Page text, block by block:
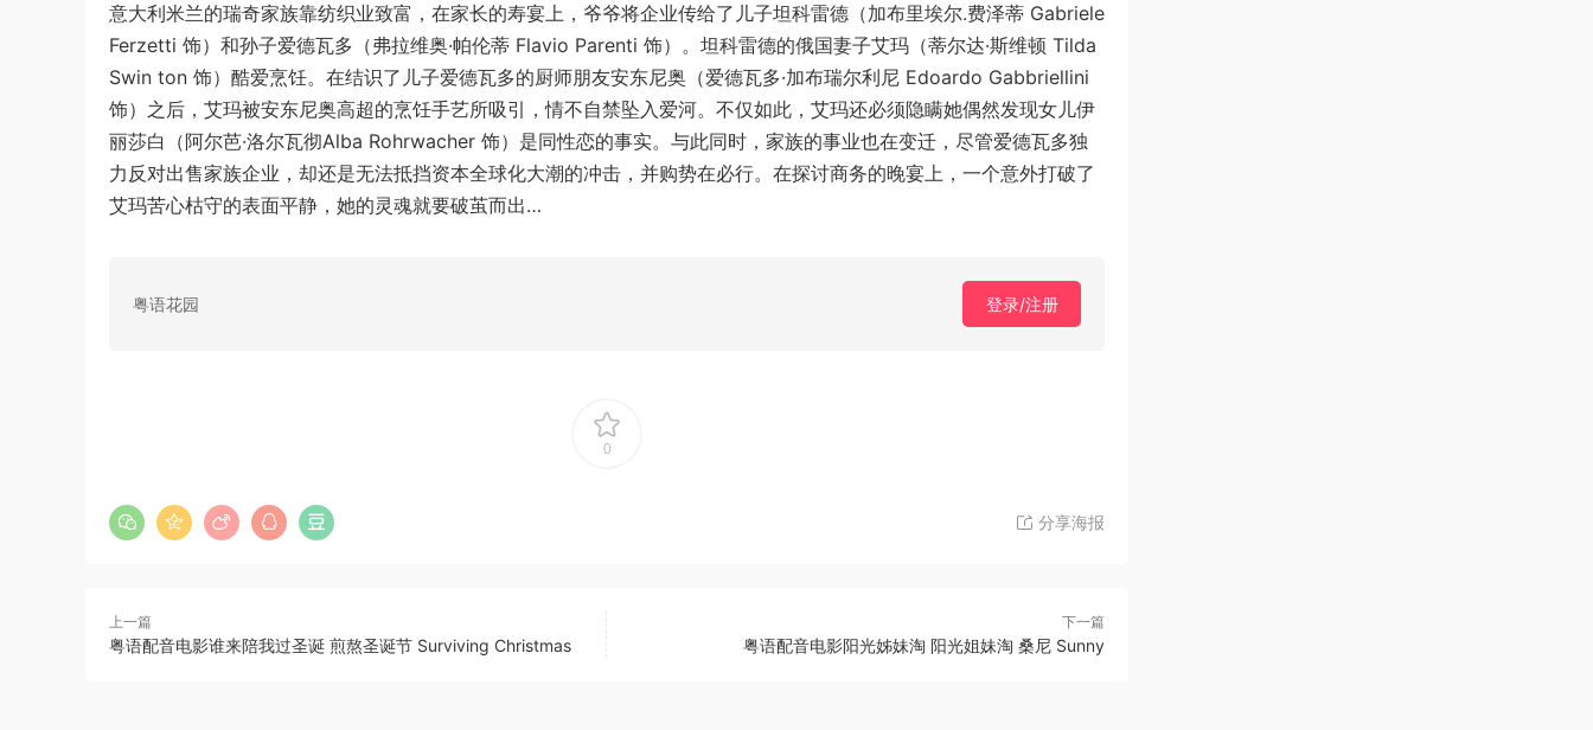
意大利米兰的瑞奇家族靠纺织业致富，在家长的寿宴上，爷爷将企业传给了儿子坦科雷德（加布里埃尔.费泽蒂 Gabriele
Ferzetti 饰）和孙子爱德瓦多（弗拉维奥·帕伦蒂 Flavio Parenti 饰）。坦科雷德的俄国妻子艾玛（蒂尔达·斯维顿 Tilda
Swin ton 饰）酷爱烹饪。在结识了儿子爱德瓦多的厨师朋友安东尼奥（爱德瓦多·加布瑞尔利尼 Edoardo Gabbriellini
饰）之后，艾玛被安东尼奥高超的烹饪手艺所吸引，情不自禁坠入爱河。不仅如此，艾玛还必须隐瞒她偶然发现女儿伊
丽莎白（阿尔芭·洛尔瓦彻Alba Rohrwacher 饰）是同性恋的事实。与此同时，家族的事业也在变迁，尽管爱德瓦多独
力反对出售家族企业，却还是无法抵挡资本全球化大潮的冲击，并购势在必行。在探讨商务的晚宴上，一个意外打破了
艾玛苦心枯守的表面平静，她的灵魂就要破茧而出…
粤语花园 登录/注册
0
分享海报
上一篇
粤语配音电影谁来陪我过圣诞 煎熬圣诞节 Surviving Christmas
下一篇
粤语配音电影阳光姊妹淘 阳光姐妹淘 桑尼 Sunny